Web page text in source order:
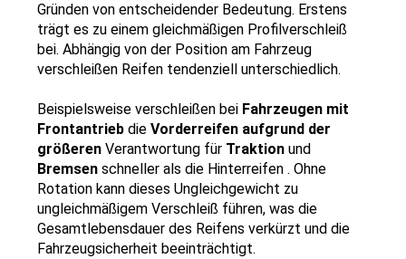
Gründen von entscheidender Bedeutung. Erstens
trägt es zu einem gleichmäßigen Profilverschleiß
bei. Abhängig von der Position am Fahrzeug
verschleißen Reifen tendenziell unterschiedlich.
Beispielsweise verschleißen bei Fahrzeugen mit
Frontantrieb die Vorderreifen aufgrund der
größeren Verantwortung für Traktion
Bremsen schneller als die Hinterreifen . Ohne
Rotation kann dieses Ungleichgewicht zu
ungleichmäßigem Verschleiß führen, was die
Gesamtlebensdauer des Reifens verkürzt und die
Fahrzeugsicherheit beeinträchtigt.